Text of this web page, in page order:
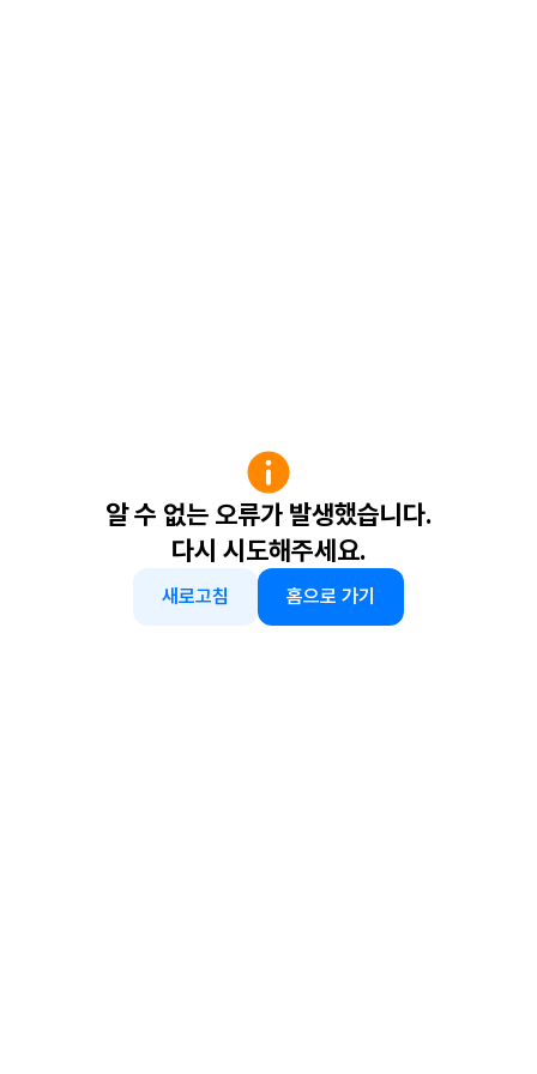
알 수 없는 오류가 발생했습니다.
다시 시도해주세요.
새로고침 홈으로 가기